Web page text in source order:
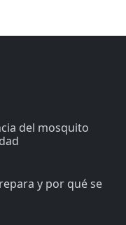
del mosquito
y por qué se